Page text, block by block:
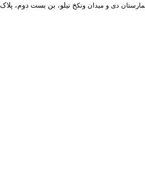
دی و میدان ونکخ نیلو، بن بست دوم، پلاک ۱، واحد ۲